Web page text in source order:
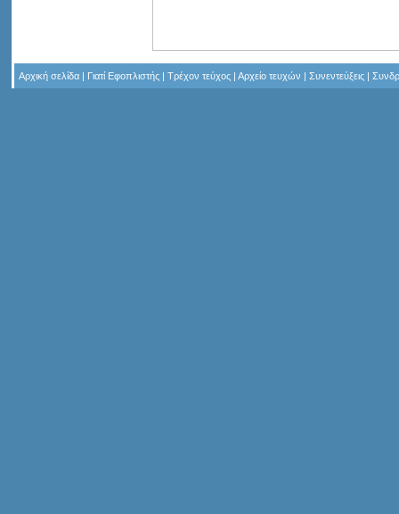
Αρχική σελίδα | Γιατί Εφοπλιστής | Τρέχον τεύχος | Αρχείο τευχών | Συνεντεύξεις |